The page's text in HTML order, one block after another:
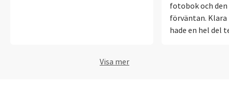
fotobok och den
förväntan. Klara
hade en hel del
Visa mer